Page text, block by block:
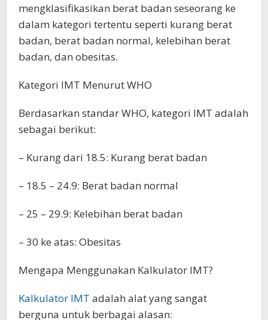
mengklasifikasikan berat badan seseorang ke
dalam kategori tertentu seperti kurang berat
badan, berat badan normal, kelebihan berat
badan, dan obesitas.
Kategori IMT Menurut WHO
Berdasarkan standar WHO, kategori IMT adalah
sebagai berikut:
– Kurang dari 18.5: Kurang berat badan
– 18.5 – 24.9: Berat badan normal
– 25 – 29.9: Kelebihan berat badan
– 30 ke atas: Obesitas
Mengapa Menggunakan Kalkulator IMT?
Kalkulator IMT adalah alat yang sangat
berguna untuk berbagai alasan: